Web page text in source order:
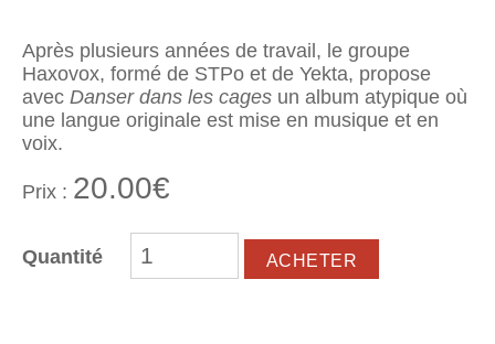
Après plusieurs années de travail, le groupe
Haxovox, formé de STPo et de Yekta, propose
avec Danser dans les cages un album atypique où
une langue originale est mise en musique et en
voix.
Prix : 20.00€
Quantité